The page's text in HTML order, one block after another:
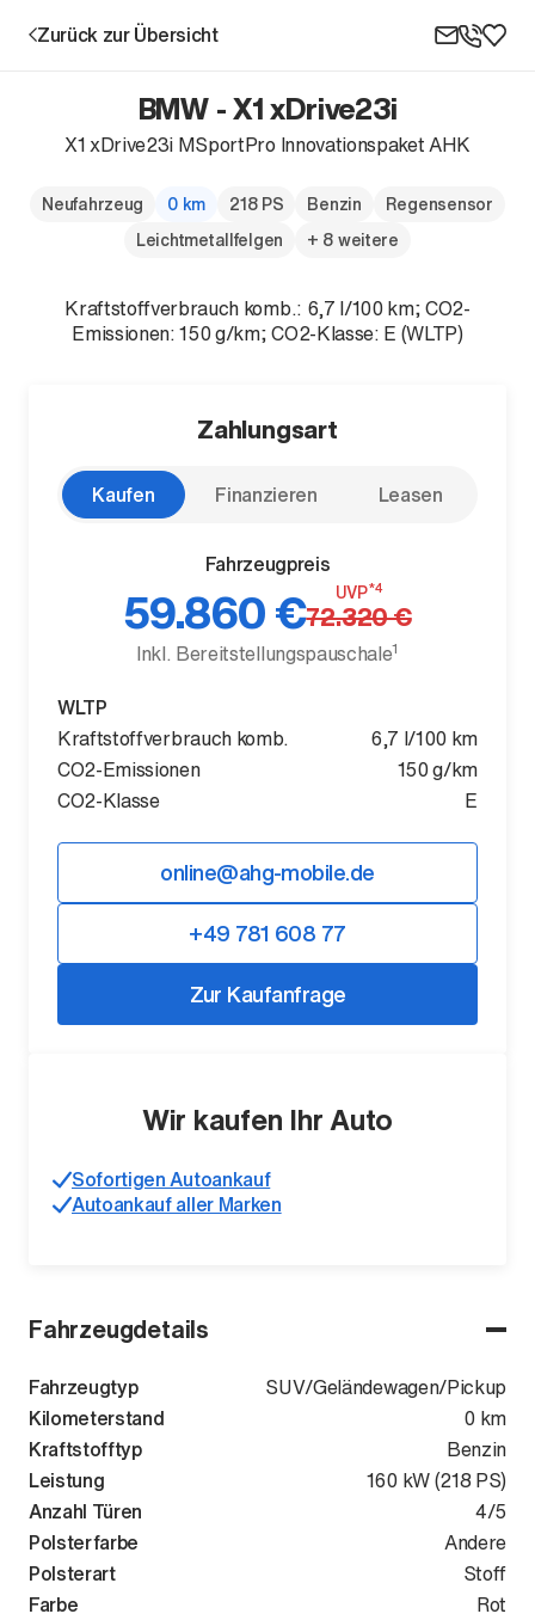
Aktion
Karriere
News
Der neue BMW X5.
Geschaffen, um vorauszugehen.
Zurück zur Übersicht
Fahrzeugdetails
Fahrzeugtyp
SUV/Geländewagen/Pickup
Kilometerstand
0 km
Kraftstofftyp
Benzin
Leistung
160 kW (218 PS)
Anzahl Türen
4/5
Polsterfarbe
Andere
Polsterart
Stoff
Farbe
Rot
BMW - X1 xDrive23i
X1 xDrive23i MSportPro Innovationspaket AHK
Neufahrzeug 0 km 218 PS Benzin
Regensensor
Leichtmetallfelgen
+ 8 weitere
Kraftstoffverbrauch komb.: 6,7 l/100 km; CO2-
Emissionen: 150 g/km; CO2-Klasse: E (WLTP)
Zahlungsart
Kaufen Finanzieren Leasen
Fahrzeugpreis
59.860 € UVP*4
72.320 €
Inkl. Bereitstellungspauschale1
WLTP
Kraftstoffverbrauch komb.
6,7 l/100 km
CO2-Emissionen
150 g/km
CO2-Klasse
E
online@ahg-mobile.de
+49 781 608 77
Zur Kaufanfrage
Wir kaufen Ihr Auto
Sofortigen Autoankauf
Autoankauf aller Marken